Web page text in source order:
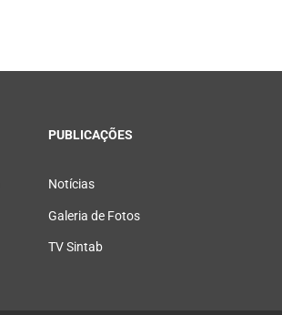
PUBLICAÇÕES
Notícias
Galeria de Fotos
TV Sintab